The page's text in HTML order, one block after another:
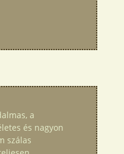
a
és nagyon
szálas